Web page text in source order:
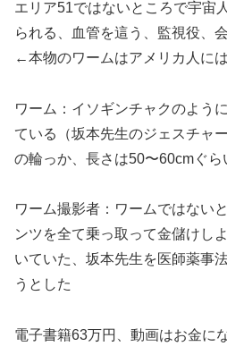
エリア51ではないところで宇宙
られる、血管を這う、監視役、
←本物のワームはアメリカ人に
ワーム：イソギンチャクのよう
ている（坂本先生のジェスチャ
の輪っか、長さは50〜60cmぐら
ワーム撮影者：ワームではない
ンツを全て乗っ取って金儲けし
いていた、坂本先生を医師薬事
うとした
電子書籍63万円、動画はお金に